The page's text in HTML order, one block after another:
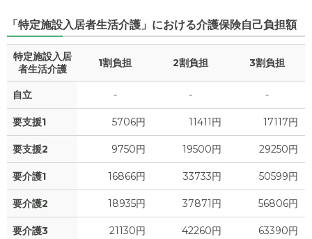
「特定施設入居者生活介護」における介護保険自己負担額
特定施設入居
者生活介護
1割負担 2割負担 3割負担
自立 - - -
要支援1 5706円 11411円 17117円
要支援2 9750円 19500円 29250円
要介護1 16866円 33733円 50599円
要介護2 18935円 37871円 56806円
要介護3 21130円 42260円 63390円